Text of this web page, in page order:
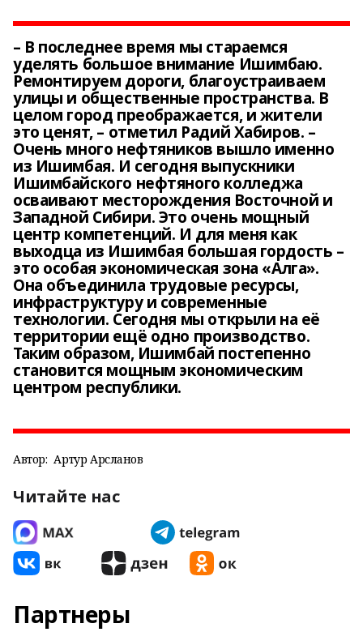
– В последнее время мы стараемся
уделять большое внимание Ишимбаю.
Ремонтируем дороги, благоустраиваем
улицы и общественные пространства. В
целом город преображается, и жители
это ценят, – отметил Радий Хабиров. –
Очень много нефтяников вышло именно
из Ишимбая. И сегодня выпускники
Ишимбайского нефтяного колледжа
осваивают месторождения Восточной и
Западной Сибири. Это очень мощный
центр компетенций. И для меня как
выходца из Ишимбая большая гордость –
это особая экономическая зона «Алга».
Она объединила трудовые ресурсы,
инфраструктуру и современные
технологии. Сегодня мы открыли на её
территории ещё одно производство.
Таким образом, Ишимбай постепенно
становится мощным экономическим
центром республики.
Автор: Артур Арсланов
Читайте нас
Партнеры